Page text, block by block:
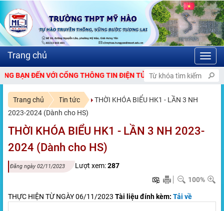
VỚI CỔNG THÔNG TIN ĐIỆN TỬ TRƯỜNG THPT MỸ HÀO.
Trang chủ Tin tức
THỜI KHÓA BIỂU HK1 - LẦN 3 NH
2023-2024 (Dành cho HS)
THỜI KHÓA BIỂU HK1 - LẦN 3 NH 2023-
2024 (Dành cho HS)
Đăng ngày 02/11/2023 Lượt xem:287
100%
THỰC HIỆN TỪ NGÀY 06/11/2023 Tài liệu đính kèm: Tải về